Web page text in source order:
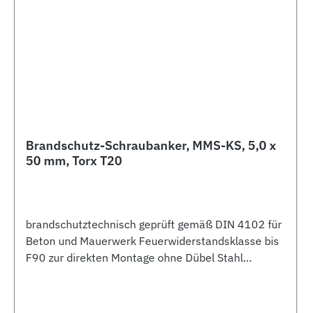
Brandschutz-Schraubanker, MMS-KS, 5,0 x
50 mm, Torx T20
brandschutztechnisch geprüft gemäß DIN 4102 für
Beton und Mauerwerk Feuerwiderstandsklasse bis
F90 zur direkten Montage ohne Dübel Stahl